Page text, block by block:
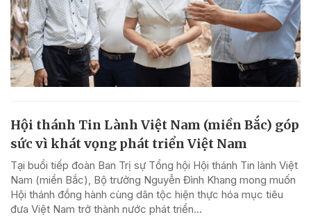
Hội thánh Tin Lành Việt Nam (miền Bắc) góp
sức vì khát vọng phát triển Việt Nam
Tại buổi tiếp đoàn Ban Trị sự Tổng hội Hội thánh Tin lành Việt
Nam (miền Bắc), Bộ trưởng Nguyễn Đình Khang mong muốn
Hội thánh đồng hành cùng dân tộc hiện thực hóa mục tiêu
đưa Việt Nam trở thành nước phát triển...